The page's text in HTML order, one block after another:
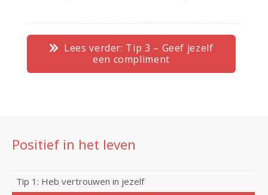
Lees verder: Tip 3 – Geef jezelf
een compliment
Positief in het leven
Tip 1: Heb vertrouwen in jezelf